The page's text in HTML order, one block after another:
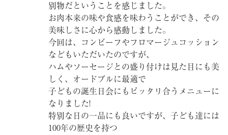
別物だということを感じました。
お肉本来の味や食感を味わうことができ、その
美味しさに心から感動しました。
今回は、コンビーフやフロマージュコッション
などもいただいたのですが、
ハムやソーセージとの盛り付けは見た目にも美
しく、オードブルに最適で
子どもの誕生日会にもピッタリ合うメニューに
なりました!
特別な日の一品にも良いですが、子ども達には
100年の歴史を持つ